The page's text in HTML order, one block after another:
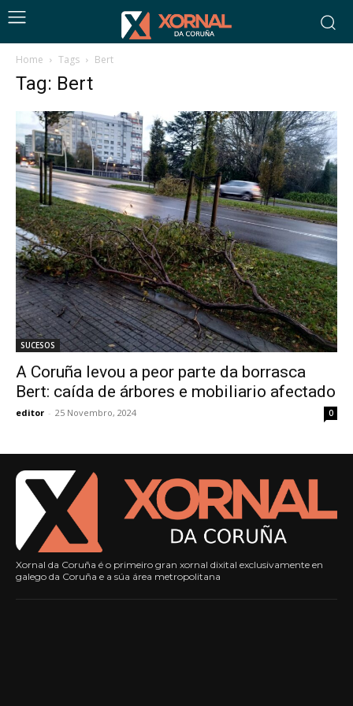
Home Tags Bert
Tag: Bert
SUCESOS
A Coruña levou a peor parte da borrasca
Bert: caída de árbores e mobiliario afectado
editor - 25 Novembro, 2024 0
Xornal da Coruña é o primeiro gran xornal dixital exclusivamente en
galego da Coruña e a súa área metropolitana